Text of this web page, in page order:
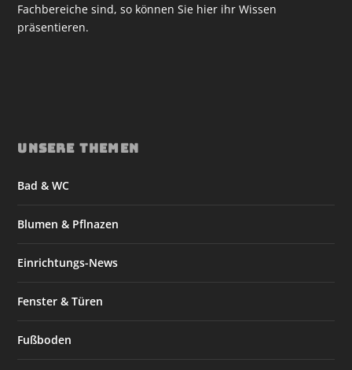
Fachbereiche sind, so können Sie hier ihr Wissen
präsentieren.
UNSERE THEMEN
Bad & WC
Blumen & Pflnazen
Einrichtungs-News
Fenster & Türen
Fußboden